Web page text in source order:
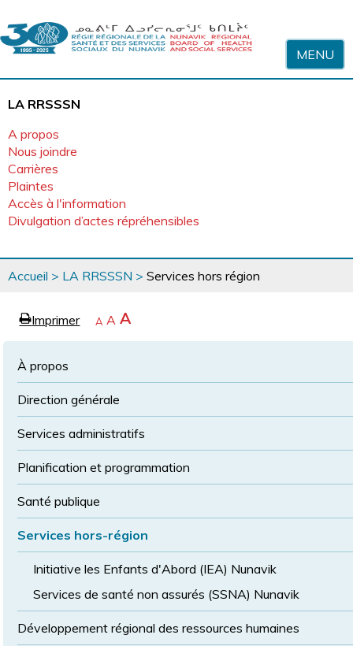
MENU
LA RRSSSN
A propos
Nous joindre
Carrières
Plaintes
Accès à l'information
Divulgation d’actes répréhensibles
Vous
êtes
Accueil > LA RRSSSN > Services hors région
eImprimerpageRétrécir
A Revenir
à
police
A Agrandir
la
A
À propos
Direction générale
Services administratifs
Planification et programmation
Santé publique
Services hors-région
Initiative les Enfants d'Abord (IEA) Nunavik
Services de santé non assurés (SSNA) Nunavik
Développement régional des ressources humaines